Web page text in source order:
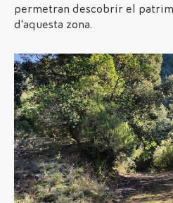
permetran descobrir el
d'aquesta zona.